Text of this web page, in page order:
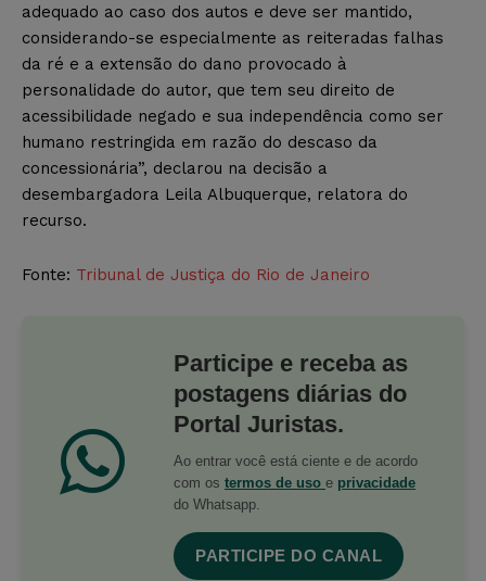
adequado ao caso dos autos e deve ser mantido,
considerando-se especialmente as reiteradas falhas
da ré e a extensão do dano provocado à
personalidade do autor, que tem seu direito de
acessibilidade negado e sua independência como ser
humano restringida em razão do descaso da
concessionária”, declarou na decisão a
desembargadora Leila Albuquerque, relatora do
recurso.
Fonte: Tribunal de Justiça do Rio de Janeiro
Participe e receba as
postagens diárias do
Portal Juristas.
Ao entrar você está ciente e de acordo
com os termos de uso e privacidade
do Whatsapp.
PARTICIPE DO CANAL